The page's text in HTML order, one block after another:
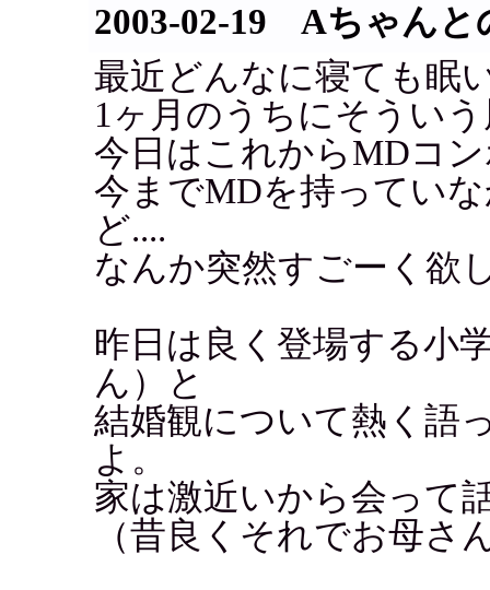
2003-02-19 Aちゃんと
最近どんなに寝ても眠
1ヶ月のうちにそうい
今日はこれからMDコ
今までMDを持ってい
ど....
なんか突然すごーく欲
昨日は良く登場する小
ん）と
結婚観について熱く語
よ。
家は激近いから会って
（昔良くそれでお母さ